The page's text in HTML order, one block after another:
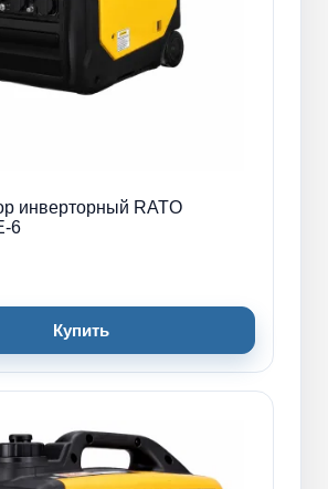
инверторный RATO
6
Купить